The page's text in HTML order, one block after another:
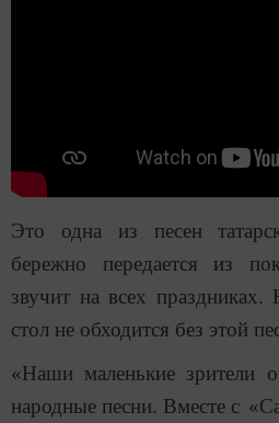
Это одна из песен
бережно передается из
звучит на всех
стол не обходится без этой
«Наши маленькие зрители
народные песни. Вместе с «